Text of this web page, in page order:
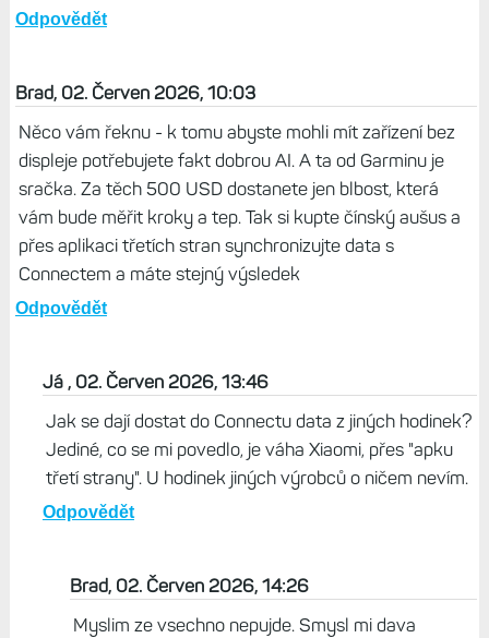
Odpovědět
Brad, 02. Červen 2026, 10:03
Něco vám řeknu - k tomu abyste mohli mít zařízení bez
displeje potřebujete fakt dobrou AI. A ta od Garminu je
sračka. Za těch 500 USD dostanete jen blbost, která
vám bude měřit kroky a tep. Tak si kupte čínský aušus a
přes aplikaci třetích stran synchronizujte data s
Connectem a máte stejný výsledek
Odpovědět
Já , 02. Červen 2026, 13:46
Jak se dají dostat do Connectu data z jiných hodinek?
Jediné, co se mi povedlo, je váha Xiaomi, přes "apku
třetí strany". U hodinek jiných výrobců o ničem nevím.
Odpovědět
Brad, 02. Červen 2026, 14:26
Myslim ze vsechno nepujde. Smysl mi dava